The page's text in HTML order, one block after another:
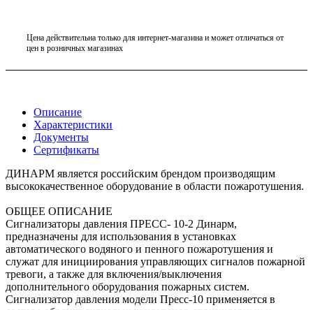
Цена действительна только для интернет-магазина и может отличаться от
цен в розничных магазинах
Описание
Характеристики
Документы
Сертификаты
ДИНАРМ является российским брендом производящим
высококачественное оборудование в области пожаротушения.
ОБЩЕЕ ОПИСАНИЕ
Сигнализаторы давления ПРЕСС- 10-2 Динарм,
предназначены для использования в установках
автоматического водяного и пенного пожаротушения и
служат для инициирования управляющих сигналов пожарной
тревоги, а также для включения/выключения
дополнительного оборудования пожарных систем.
Сигнализатор давления модели Пресс-10 применяется в